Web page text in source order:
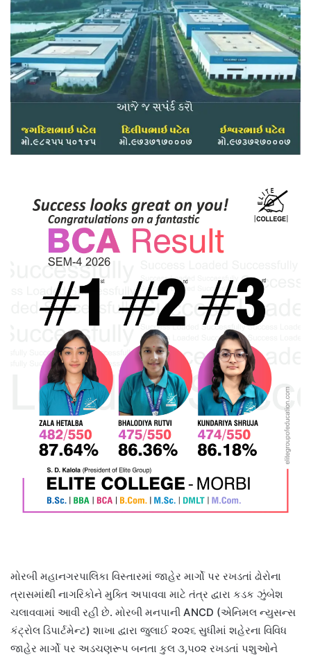
મોરબી મહાનગરપાલિકા વિસ્તારમાં જાહેર માર્ગો પર રખડતાં ઢોરોના
ત્રાસમાંથી નાગરિકોને મુક્તિ અપાવવા માટે તંત્ર દ્વારા કડક ઝુંબેશ
ચલાવવામાં આવી રહી છે. મોરબી મનપાની ANCD (એનિમલ ન્યુસન્સ
કંટ્રોલ ડિપાર્ટમેન્ટ) શાખા દ્વારા જુલાઈ ૨૦૨૬ સુધીમાં શહેરના વિવિધ
જાહેર માર્ગો પર અડચણરૂપ બનતા કુલ ૩,૫૦૨ રખડતાં પશુઓને